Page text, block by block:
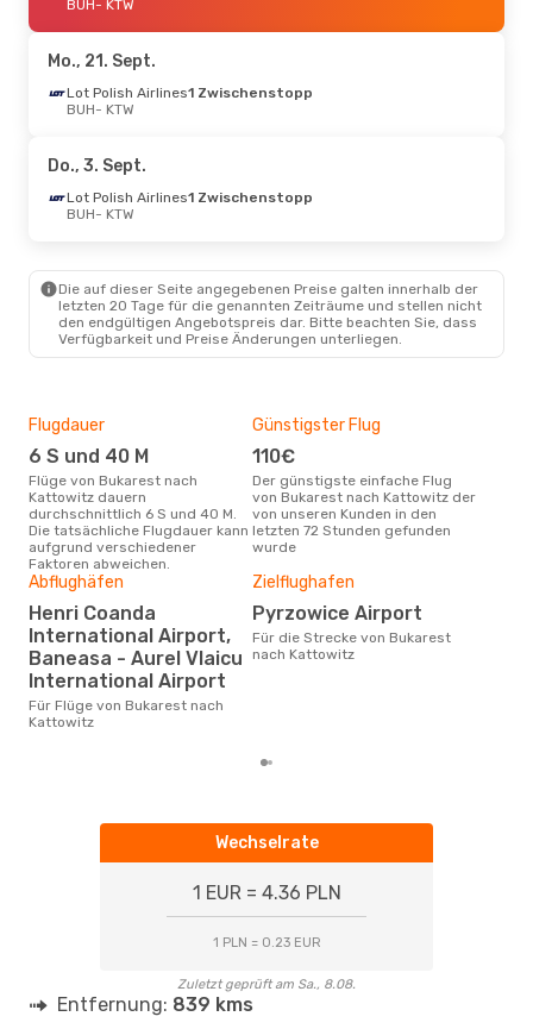
BUH- KTW
Mo., 21. Sept.
Lot Polish Airlines1 Zwischenstopp
BUH- KTW
Do., 3. Sept.
Lot Polish Airlines1 Zwischenstopp
BUH- KTW
Die auf dieser Seite angegebenen Preise galten innerhalb der
letzten 20 Tage für die genannten Zeiträume und stellen nicht
den endgültigen Angebotspreis dar. Bitte beachten Sie, dass
Verfügbarkeit und Preise Änderungen unterliegen.
Flugdauer
6 S und 40 M
Flüge von Bukarest nach
Kattowitz dauern
durchschnittlich 6 S und 40 M.
Die tatsächliche Flugdauer kann
aufgrund verschiedener
Faktoren abweichen.
Günstigster Flug
110€
Der günstigste einfache Flug
von Bukarest nach Kattowitz der
von unseren Kunden in den
letzten 72 Stunden gefunden
wurde
Abflughäfen
Henri Coanda
International Airport,
Baneasa - Aurel Vlaicu
International Airport
Für Flüge von Bukarest nach
Kattowitz
Zielflughafen
Pyrzowice Airport
Für die Strecke von Bukarest
nach Kattowitz
Wechselrate
1 EUR = 4.36 PLN
1 PLN = 0.23 EUR
Zuletzt geprüft am Sa., 8.08.
Entfernung: 839 kms